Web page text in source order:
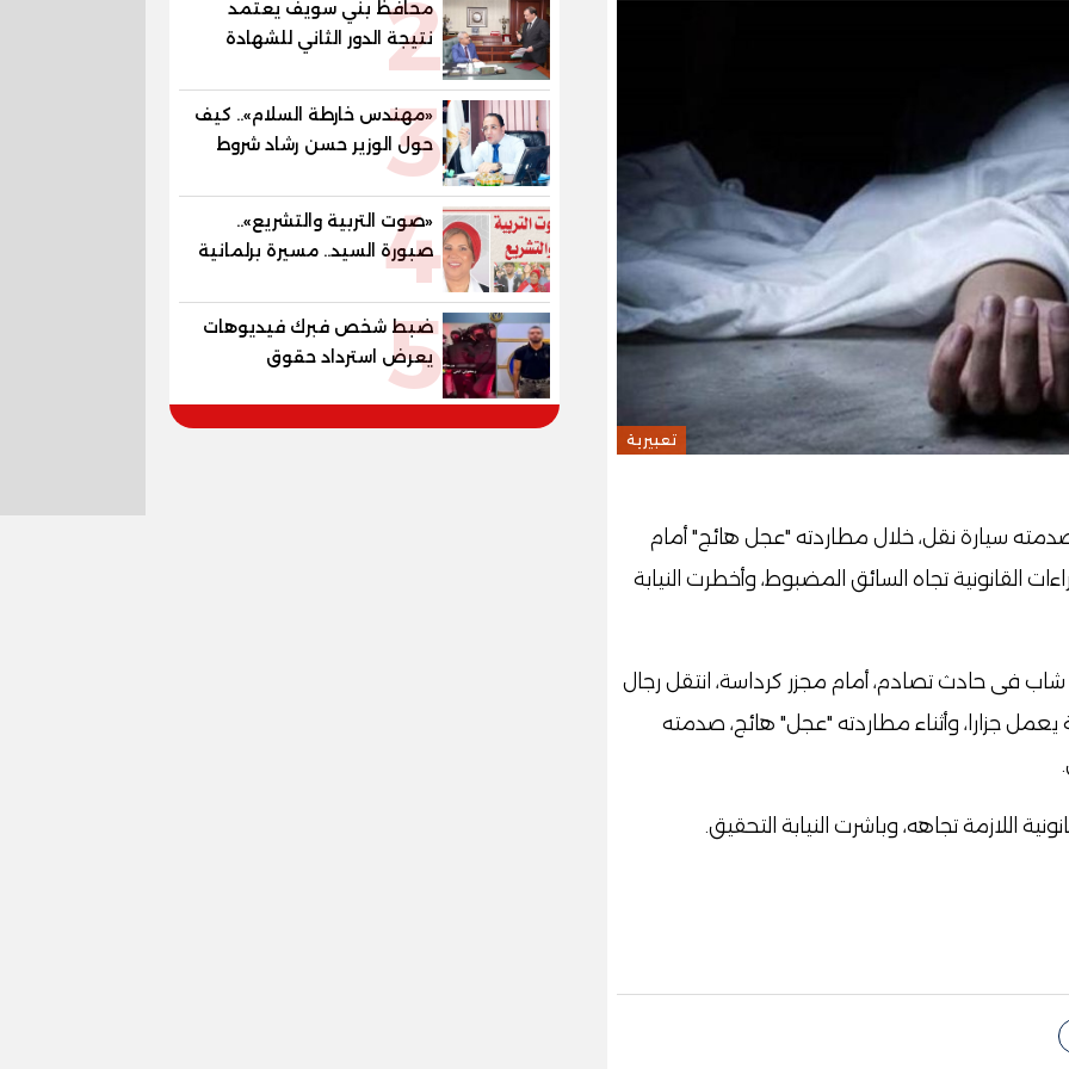
تعبيرية
سيارة نقل، خلال مطاردته "عجل هائج" أمام
القانونية تجاه السائق المضبوط، وأخطرت النيابة
فى حادث تصادم، أمام مجزر كرداسة، انتقل رجال
جزارا، وأثناء مطاردته "عجل" هائج، صدمته
اللازمة تجاهه، وباشرت النيابة التحقيق.
المستقبل
2
محافظ بني سويف يعتمد
نتيجة الدور الثاني للشهادة
الإعدادية العامة بنسبة
79.9% نظامي ...و69.55%
منازل.. و70.56% للمهنية ..
و100% للصُم وضعاف السمع3
«مهندس خارطة السلام».. كيف
حول الوزير حسن رشاد شروط
الحرب المعقدة إلى "خارطة
طريق" للانسحاب والإعمار؟
4
«صوت التربية والتشريع»..
صبورة السيد.. مسيرة برلمانية
وتربوية تجمع بين تشريع
القوانين وصناعة الأجيال لبناء
الإنسان المصري
5
ضبط شخص فبرك فيديوهات
يعرض استرداد حقوق
المواطنين بالقوة